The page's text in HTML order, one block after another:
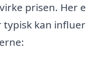
prisen. Her
kan